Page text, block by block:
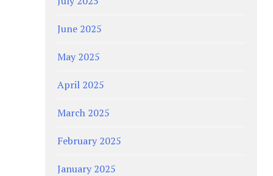
June 2025
May 2025
April 2025
March 2025
February 2025
January 2025